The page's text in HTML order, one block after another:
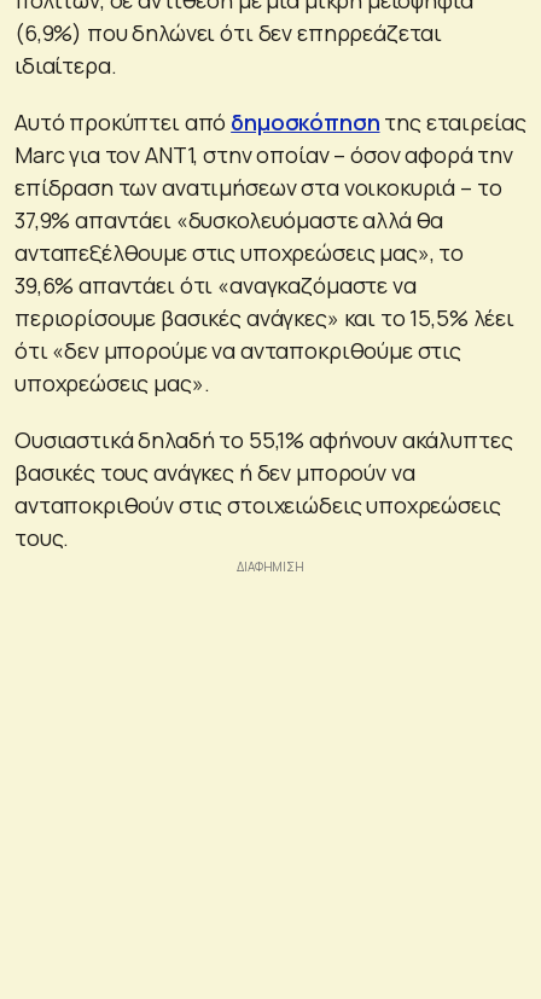
(6,9%) που δηλώνει ότι δεν επηρρεάζεται
ιδιαίτερα.
Αυτό προκύπτει από δημοσκόπηση της εταιρείας
Marc για τον ΑΝΤ1, στην οποίαν – όσον αφορά την
επίδραση των ανατιμήσεων στα νοικοκυριά – το
37,9% απαντάει «δυσκολευόμαστε αλλά θα
ανταπεξέλθουμε στις υποχρεώσεις μας», το
39,6% απαντάει ότι «αναγκαζόμαστε να
περιορίσουμε βασικές ανάγκες» και το 15,5% λέει
ότι «δεν μπορούμε να ανταποκριθούμε στις
υποχρεώσεις μας».
Ουσιαστικά δηλαδή το 55,1% αφήνουν ακάλυπτες
βασικές τους ανάγκες ή δεν μπορούν να
ανταποκριθούν στις στοιχειώδεις υποχρεώσεις
τους.